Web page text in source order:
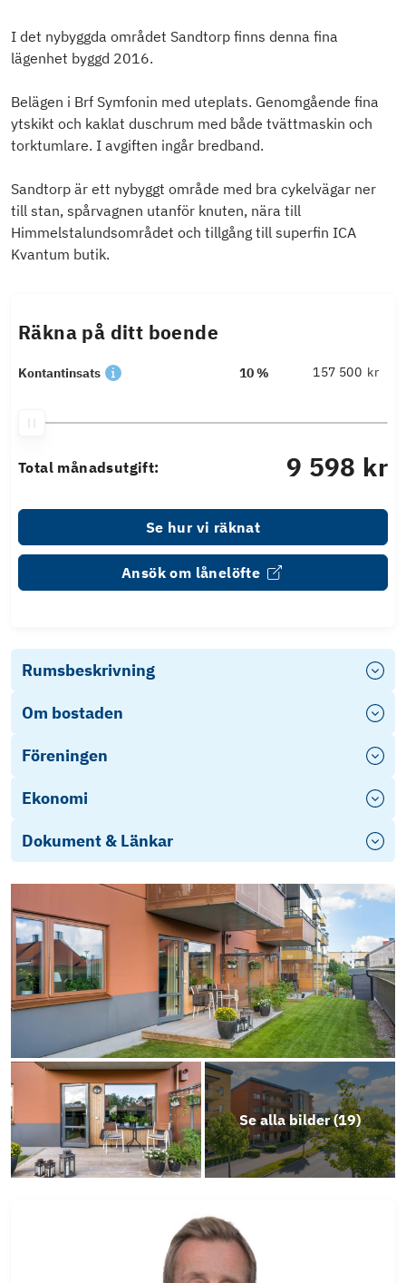
I det nybyggda området Sandtorp finns denna fina
lägenhet byggd 2016.
Belägen i Brf Symfonin med uteplats. Genomgående fina
ytskikt och kaklat duschrum med både tvättmaskin och
torktumlare. I avgiften ingår bredband.
Sandtorp är ett nybyggt område med bra cykelvägar ner
till stan, spårvagnen utanför knuten, nära till
Himmelstalundsområdet och tillgång till superfin ICA
Kvantum butik.
Räkna på ditt boende
Kontantinsats 10 % kr
Total månadsutgift: 9 598 kr
Se hur vi räknat
Ansök om lånelöfte
Rumsbeskrivning
Om bostaden
Föreningen
Ekonomi
Dokument & Länkar
Energideklaration
Stadgar
Därför måste mäklaren ställa frågor
Årsredovisning
Erbjudande LF Bank
Objektsbeskrivning
Se alla bilder (19)